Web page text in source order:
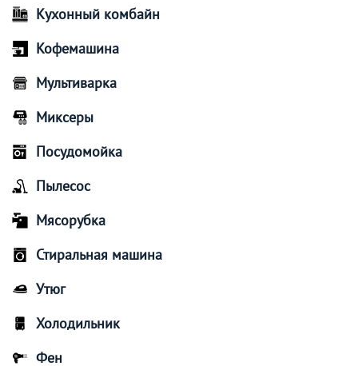
Кухонный комбайн
Кофемашина
Мультиварка
Миксеры
Посудомойка
Пылесос
Мясорубка
Стиральная машина
Утюг
Холодильник
Фен